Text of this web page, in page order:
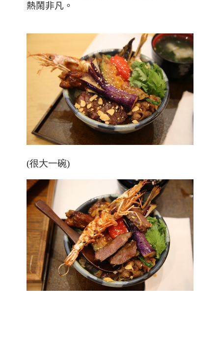
熱鬧非凡。
(很大一碗)